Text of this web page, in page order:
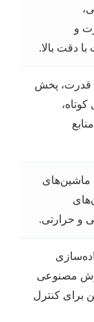
دقت بالا.
پخش
حرارتی.
مصنوعی
کنترل